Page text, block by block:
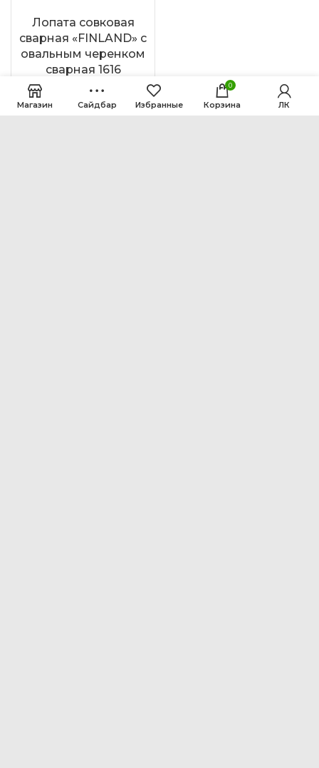
Лопата совковая
сварная «FINLAND» с
овальным черенком
сварная 1616
1.602₽
Магазин Сайдбар Избранные
0
Корзина ЛК